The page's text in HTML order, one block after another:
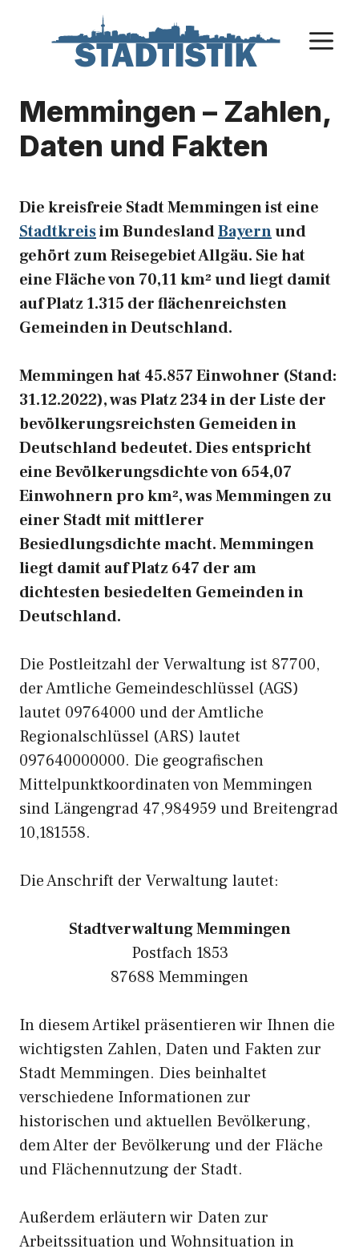
Memmingen – Zahlen,
Daten und Fakten
Die kreisfreie Stadt Memmingen ist eine
Stadtkreisim BundeslandBayernund
gehört zum Reisegebiet Allgäu. Sie hat
eine Fläche von 70,11 km² und liegt damit
auf Platz 1.315 der flächenreichsten
Gemeinden in Deutschland.
Memmingen hat 45.857 Einwohner (Stand:
31.12.2022), was Platz 234 in der Liste der
bevölkerungsreichsten Gemeiden in
Deutschland bedeutet. Dies entspricht
eine Bevölkerungsdichte von 654,07
Einwohnern pro km², was Memmingen zu
einer Stadt mit mittlerer
Besiedlungsdichte macht. Memmingen
liegt damit auf Platz 647 der am
dichtesten besiedelten Gemeinden in
Deutschland.
Die Postleitzahl der Verwaltung ist 87700,
der Amtliche Gemeindeschlüssel (AGS)
lautet 09764000 und der Amtliche
Regionalschlüssel (ARS) lautet
097640000000. Die geografischen
Mittelpunktkoordinaten von Memmingen
sind Längengrad 47,984959 und Breitengrad
10,181558.
Die Anschrift der Verwaltung lautet:
Stadtverwaltung Memmingen
Postfach 1853
87688 Memmingen
In diesem Artikel präsentieren wir Ihnen die
wichtigsten Zahlen, Daten und Fakten zur
Stadt Memmingen. Dies beinhaltet
verschiedene Informationen zur
historischen und aktuellen Bevölkerung,
dem Alter der Bevölkerung und der Fläche
und Flächennutzung der Stadt.
Außerdem erläutern wir Daten zur
Arbeitssituation und Wohnsituation in